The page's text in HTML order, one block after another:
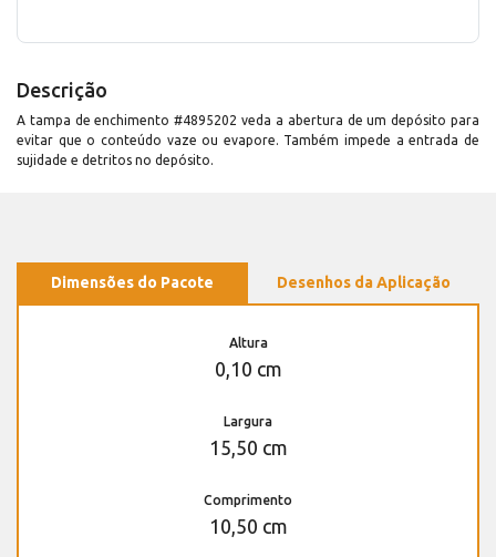
Descrição
A tampa de enchimento #4895202 veda a abertura de um depósito para
evitar que o conteúdo vaze ou evapore. Também impede a entrada de
sujidade e detritos no depósito.
Dimensões do Pacote Desenhos da Aplicação
Altura
0,10 cm
Largura
15,50 cm
Comprimento
10,50 cm